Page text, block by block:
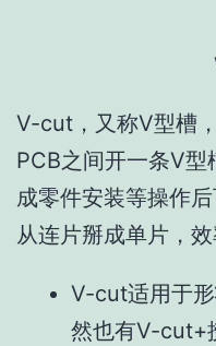
V-cut，又称V型槽
PCB之间开一条V
成零件安装等操作
从连片掰成单片，效
V-cut适用于
然也有V-cut+